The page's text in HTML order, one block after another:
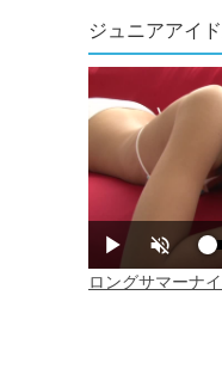
ジュニアアイ